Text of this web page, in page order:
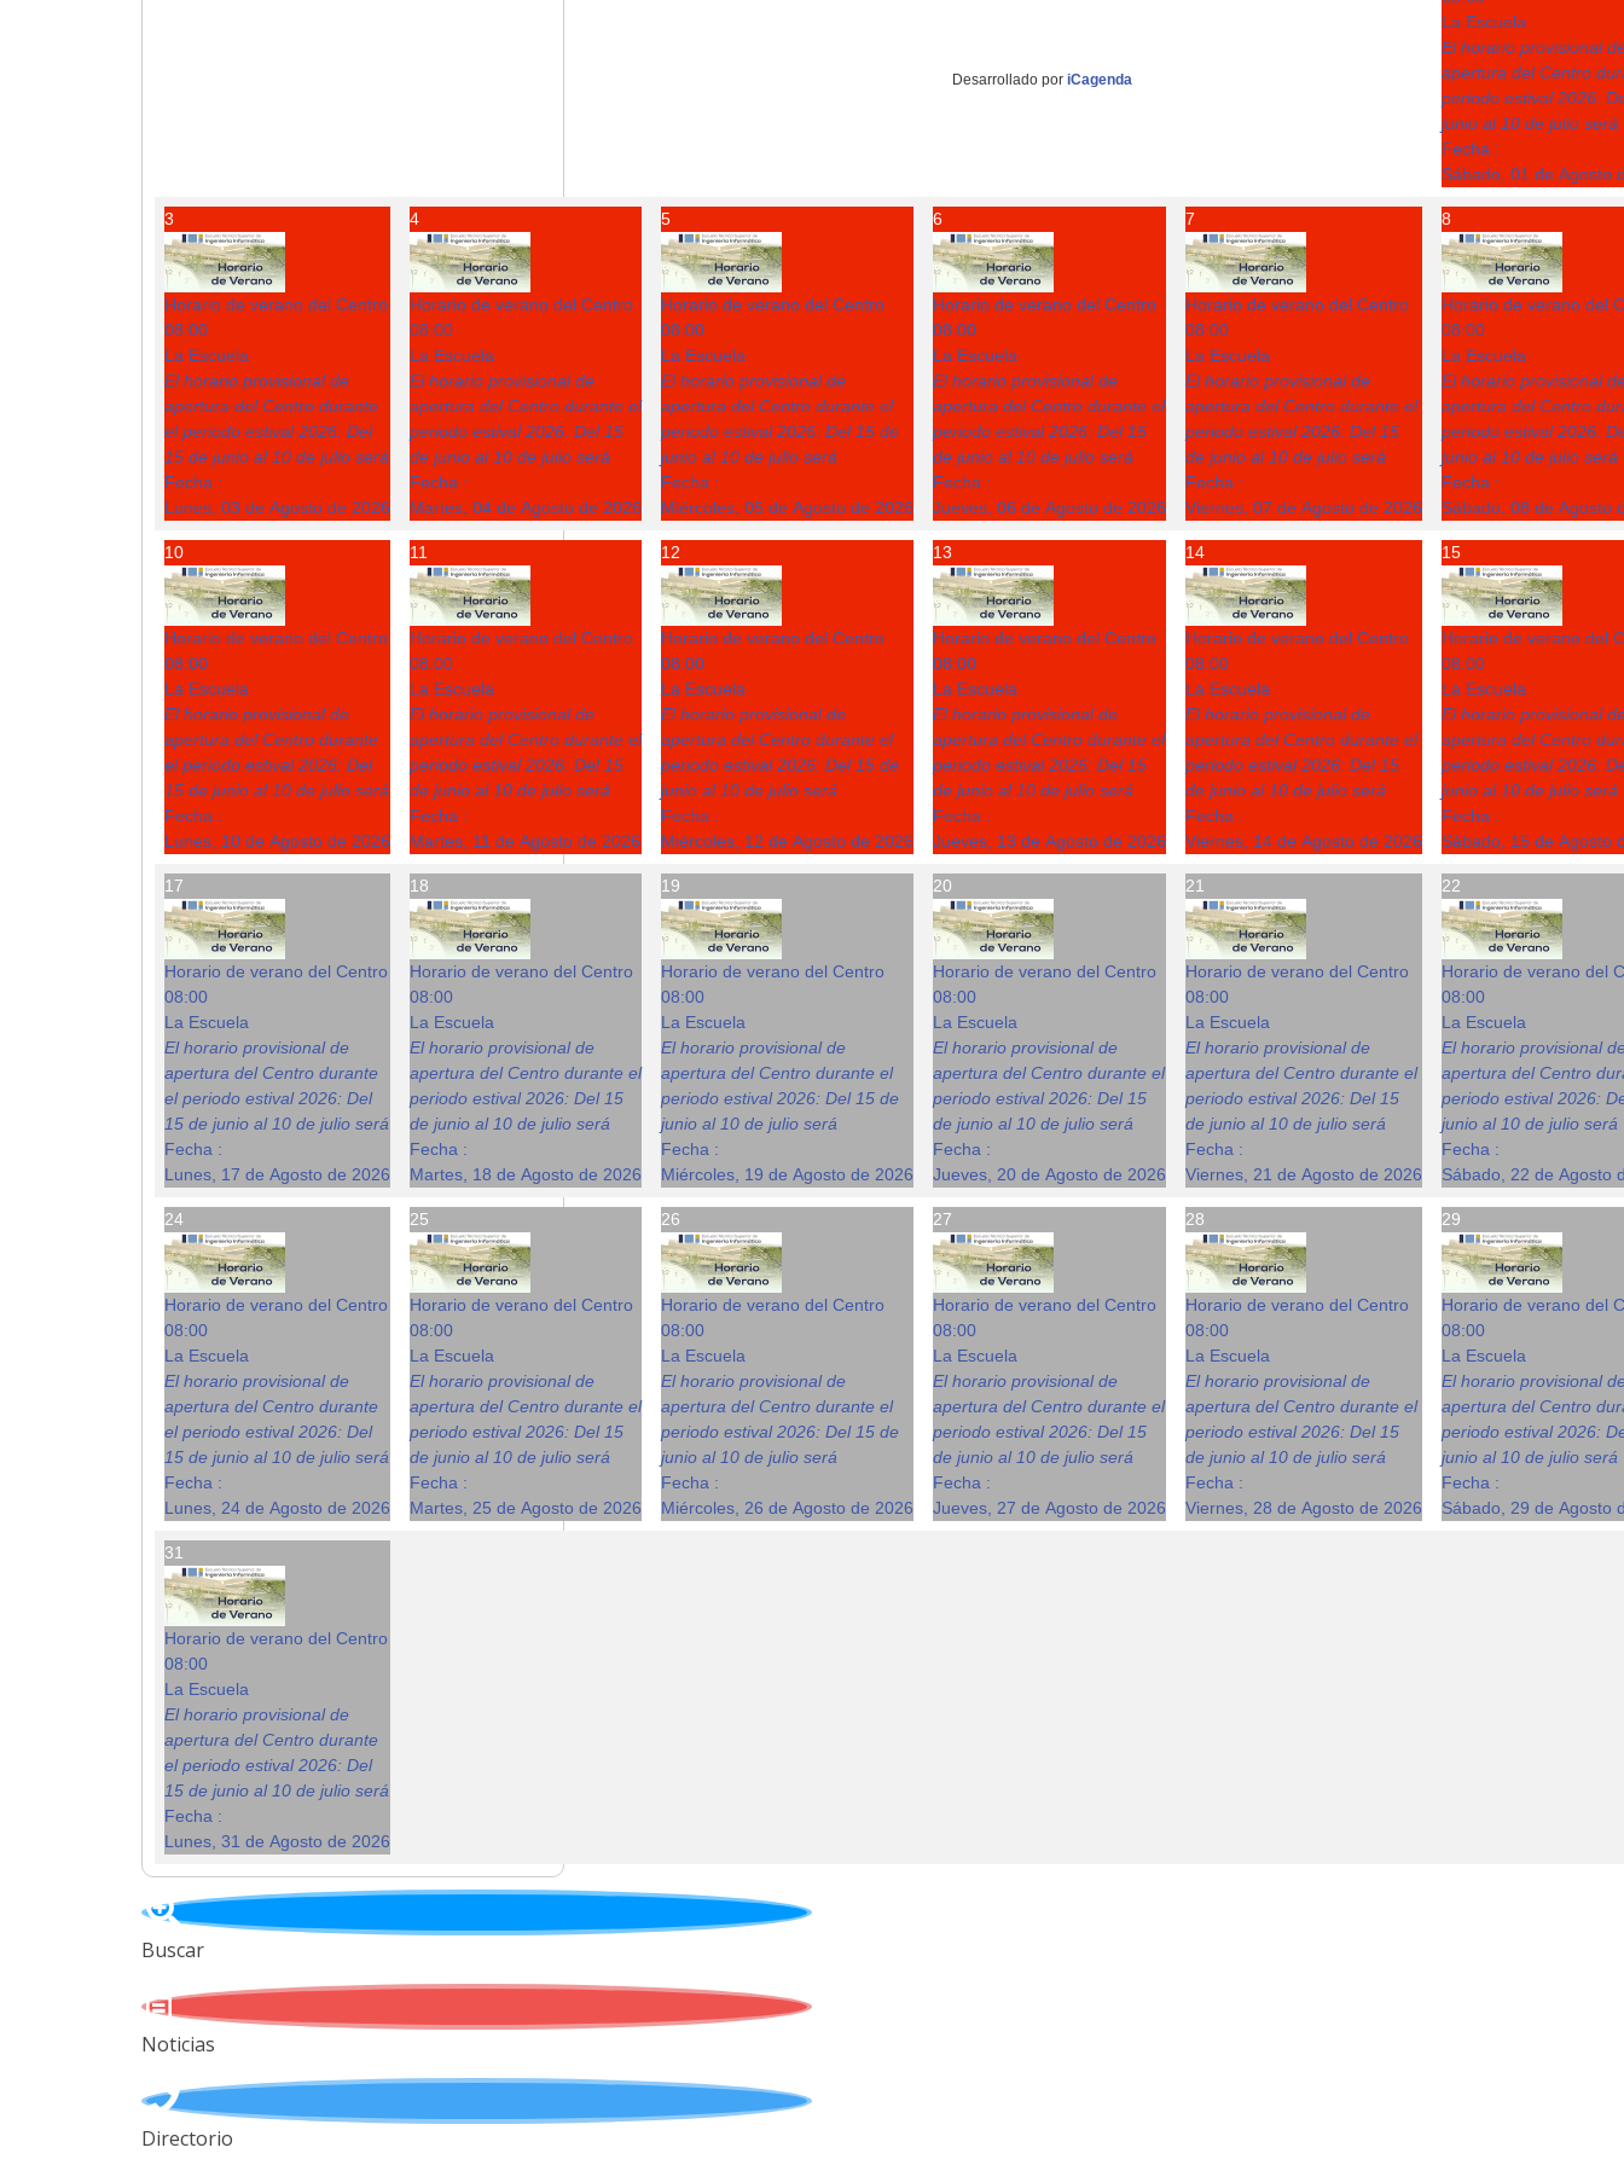
La Escuela
El horario provisional
apertura del Centro
periodo estival 2026:
junio al 10 de julio será
Fecha :
Sábado, 01 de Agosto
3
Horario de verano del Centro
08:00
La Escuela
El horario provisional de
apertura del Centro durante
el periodo estival 2026: Del
15 de junio al 10 de julio será
Fecha :
Lunes, 03 de Agosto de 2026
4
Horario de verano del Centro
08:00
La Escuela
El horario provisional de
apertura del Centro durante el
periodo estival 2026: Del 15
de junio al 10 de julio será
Fecha :
Martes, 04 de Agosto de 2026
5
Horario de verano del Centro
08:00
La Escuela
El horario provisional de
apertura del Centro durante el
periodo estival 2026: Del 15 de
junio al 10 de julio será
Fecha :
Miércoles, 05 de Agosto de 2026
6
Horario de verano del Centro
08:00
La Escuela
El horario provisional de
apertura del Centro durante el
periodo estival 2026: Del 15
de junio al 10 de julio será
Fecha :
Jueves, 06 de Agosto de 2026
7
Horario de verano del Centro
08:00
La Escuela
El horario provisional de
apertura del Centro durante el
periodo estival 2026: Del 15
de junio al 10 de julio será
Fecha :
Viernes, 07 de Agosto de 2026
8
Horario de verano del
08:00
La Escuela
El horario provisional
apertura del Centro
periodo estival 2026:
junio al 10 de julio será
Fecha :
Sábado, 08 de Agosto
10
Horario de verano del Centro
08:00
La Escuela
El horario provisional de
apertura del Centro durante
el periodo estival 2026: Del
15 de junio al 10 de julio será
Fecha :
Lunes, 10 de Agosto de 2026
11
Horario de verano del Centro
08:00
La Escuela
El horario provisional de
apertura del Centro durante el
periodo estival 2026: Del 15
de junio al 10 de julio será
Fecha :
Martes, 11 de Agosto de 2026
12
Horario de verano del Centro
08:00
La Escuela
El horario provisional de
apertura del Centro durante el
periodo estival 2026: Del 15 de
junio al 10 de julio será
Fecha :
Miércoles, 12 de Agosto de 2026
13
Horario de verano del Centro
08:00
La Escuela
El horario provisional de
apertura del Centro durante el
periodo estival 2026: Del 15
de junio al 10 de julio será
Fecha :
Jueves, 13 de Agosto de 2026
14
Horario de verano del Centro
08:00
La Escuela
El horario provisional de
apertura del Centro durante el
periodo estival 2026: Del 15
de junio al 10 de julio será
Fecha :
Viernes, 14 de Agosto de 2026
15
Horario de verano del
08:00
La Escuela
El horario provisional
apertura del Centro
periodo estival 2026:
junio al 10 de julio será
Fecha :
Sábado, 15 de Agosto
17
Horario de verano del Centro
08:00
La Escuela
El horario provisional de
apertura del Centro durante
el periodo estival 2026: Del
15 de junio al 10 de julio será
Fecha :
Lunes, 17 de Agosto de 2026
18
Horario de verano del Centro
08:00
La Escuela
El horario provisional de
apertura del Centro durante el
periodo estival 2026: Del 15
de junio al 10 de julio será
Fecha :
Martes, 18 de Agosto de 2026
19
Horario de verano del Centro
08:00
La Escuela
El horario provisional de
apertura del Centro durante el
periodo estival 2026: Del 15 de
junio al 10 de julio será
Fecha :
Miércoles, 19 de Agosto de 2026
20
Horario de verano del Centro
08:00
La Escuela
El horario provisional de
apertura del Centro durante el
periodo estival 2026: Del 15
de junio al 10 de julio será
Fecha :
Jueves, 20 de Agosto de 2026
21
Horario de verano del Centro
08:00
La Escuela
El horario provisional de
apertura del Centro durante el
periodo estival 2026: Del 15
de junio al 10 de julio será
Fecha :
Viernes, 21 de Agosto de 2026
22
Horario de verano del
08:00
La Escuela
El horario provisional
apertura del Centro
periodo estival 2026:
junio al 10 de julio será
Fecha :
Sábado, 22 de Agosto
24
Horario de verano del Centro
08:00
La Escuela
El horario provisional de
apertura del Centro durante
el periodo estival 2026: Del
15 de junio al 10 de julio será
Fecha :
Lunes, 24 de Agosto de 2026
25
Horario de verano del Centro
08:00
La Escuela
El horario provisional de
apertura del Centro durante el
periodo estival 2026: Del 15
de junio al 10 de julio será
Fecha :
Martes, 25 de Agosto de 2026
26
Horario de verano del Centro
08:00
La Escuela
El horario provisional de
apertura del Centro durante el
periodo estival 2026: Del 15 de
junio al 10 de julio será
Fecha :
Miércoles, 26 de Agosto de 2026
27
Horario de verano del Centro
08:00
La Escuela
El horario provisional de
apertura del Centro durante el
periodo estival 2026: Del 15
de junio al 10 de julio será
Fecha :
Jueves, 27 de Agosto de 2026
28
Horario de verano del Centro
08:00
La Escuela
El horario provisional de
apertura del Centro durante el
periodo estival 2026: Del 15
de junio al 10 de julio será
Fecha :
Viernes, 28 de Agosto de 2026
29
Horario de verano del
08:00
La Escuela
El horario provisional
apertura del Centro
periodo estival 2026:
junio al 10 de julio será
Fecha :
Sábado, 29 de Agosto
31
Horario de verano del Centro
08:00
La Escuela
El horario provisional de
apertura del Centro durante
el periodo estival 2026: Del
15 de junio al 10 de julio será
Fecha :
Lunes, 31 de Agosto de 2026
Desarrollado por iCagenda
Buscar
Noticias
Directorio